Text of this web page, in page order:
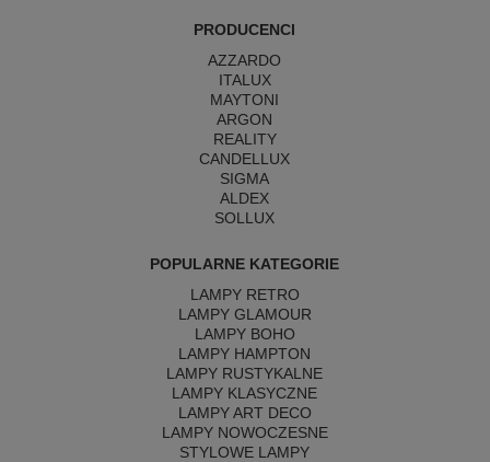
PRODUCENCI
AZZARDO
ITALUX
MAYTONI
ARGON
REALITY
CANDELLUX
SIGMA
ALDEX
SOLLUX
POPULARNE KATEGORIE
LAMPY RETRO
LAMPY GLAMOUR
LAMPY BOHO
LAMPY HAMPTON
LAMPY RUSTYKALNE
LAMPY KLASYCZNE
LAMPY ART DECO
LAMPY NOWOCZESNE
STYLOWE LAMPY